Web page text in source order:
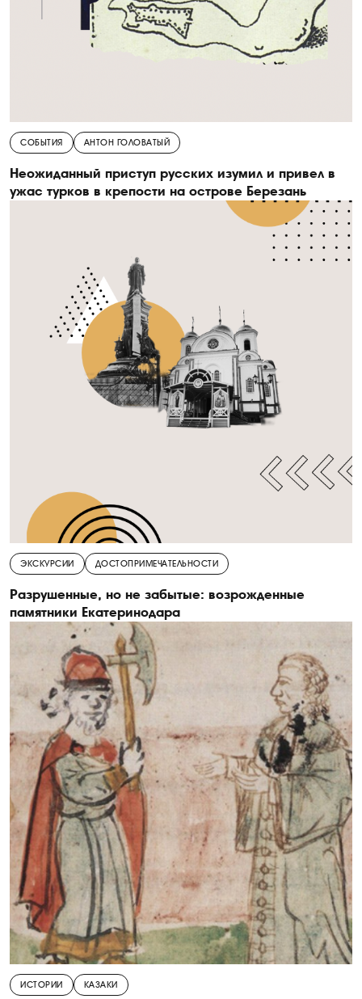
СОБЫТИЯ АНТОН ГОЛОВАТЫЙ
Неожиданный приступ русских изумил и привел в
ужас турков в крепости на острове Березань
ЭКСКУРСИИ ДОСТОПРИМЕЧАТЕЛЬНОСТИ
Разрушенные, но не забытые: возрожденные
памятники Екатеринодара
ИСТОРИИ КАЗАКИ